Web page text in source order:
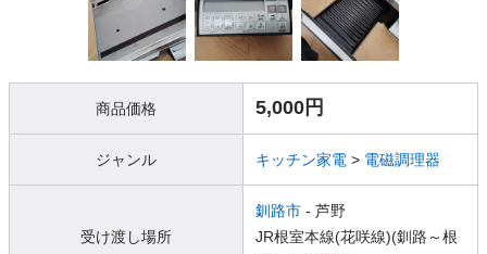
商品価格 5,000円
ジャンル キッチン家電 > 電磁調理器
受け渡し場所
釧路市 - 芦野
JR根室本線(花咲線)(釧路～根